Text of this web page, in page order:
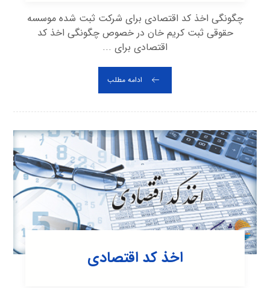
چگونگی اخذ کد اقتصادی برای شرکت ثبت شده موسسه
حقوقی ثبت کریم خان در خصوص چگونگی اخذ کد
اقتصادی برای ...
ادامه مطلب
اخذ کد اقتصادی